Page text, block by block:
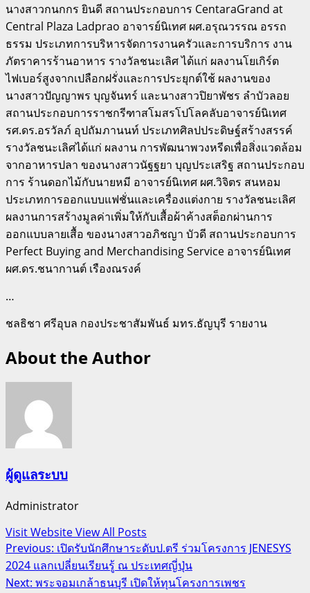
นางสาวกนกกร ยินดี สถานประกอบการ CentaraGrand at
Central Plaza Ladprao อาจารย์นิเทศ ผศ.อรุณวรรณ อรรถ
ธรรม ประเภทการบริหารจัดการงานครัวและการบริการ งาน
ภัตราคารร้านอาหาร รางวัลชนะเลิศ ได้แก่ ผลงานโยเกิร์ต
ไฟเบอร์สูงจากเปลือกฝรั่งและการประยุกต์ใช้ ผลงานของ
นางสาวปัญญาพร บุญจันทร์ และนางสาวปิยาพัชร ลำบัวลอย
สถานประกอบการราชกรีฑาสโมสรโปโลคลับอาจารย์นิเทศ
รศ.ดร.อรวัลภ์ อุปถัมภานนท์ ประเภทศิลปประดิษฐ์สร้างสรรค์
รางวัลชนะเลิศได้แก่ ผลงาน การพัฒนาพวงหรีดเพื่อสิ่งแวดล้อม
จากอาหารปลา ของนางสาวนัฐฐยา บุญประเสริฐ สถานประกอบ
การ ร้านดอกไม้กับนายหมี อาจารย์นิเทศ ผศ.วิจิตร สนหอม
ประเภทการออกแบบแฟชั่นและเครื่องแต่งกาย รางวัลชนะเลิศ
ผลงานการสร้างมูลค่าเพิ่มให้กับเสื้อผ้าค้างสต็อกผ่านการ
ออกแบบลายเสื้อ ของนางสาวอภิชญา บัวดี สถานประกอบการ
Perfect Buying and Merchandising Service อาจารย์นิเทศ
ผศ.ดร.ชนากานต์ เรืองณรงค์
…
ชลธิชา ศรีอุบล กองประชาสัมพันธ์ มทร.ธัญบุรี รายงาน
About the Author
ผู้ดูแลระบบ
Administrator
Visit WebsiteView All Posts
Post
navigation
Previous: เปิดรับนักศึกษาระดับป.ตรี ร่วมโครงการ JENESYS
2024 แลกเปลี่ยนเรียนรู้ ณ ประเทศญี่ปุ่น
Next: พระจอมเกล้าธนบุรี เปิดให้ทุนโครงการเพชร